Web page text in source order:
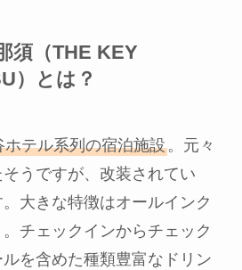
須（THE KEY
）とは？
ホテル系列の宿泊施設。元々
うですが、改装されてい
大きな特徴はオールインク
チェックインからチェック
を含めた種類豊富なドリン